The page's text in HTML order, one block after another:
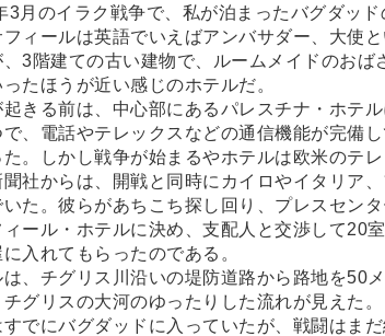
月のイラク戦争で、私が泊まったバグダッ
フィールは英語でいえばアンバサダー、大使
、3階建ての古い建物で、ルームメイドのお
ったほうが近い感じのホテルだ。
きる前は、中心部にあるパレスチナ・ホテ
で、電話やテレックスなどの通信機能が完備
。しかし戦争が始まるやホテルは欧米のテ
社からは、開戦と同時にカイロやイタリア
いた。彼らがあちこち探し回り、プレスセン
ィール・ホテルに決め、支配人と交渉して20
入れてもらったのである。
、チグリス川沿いの堤防道路から路地を50
チグリスの大河のゆったりした流れが見えた。
でにバグダッドに入っていたが、戦闘はま